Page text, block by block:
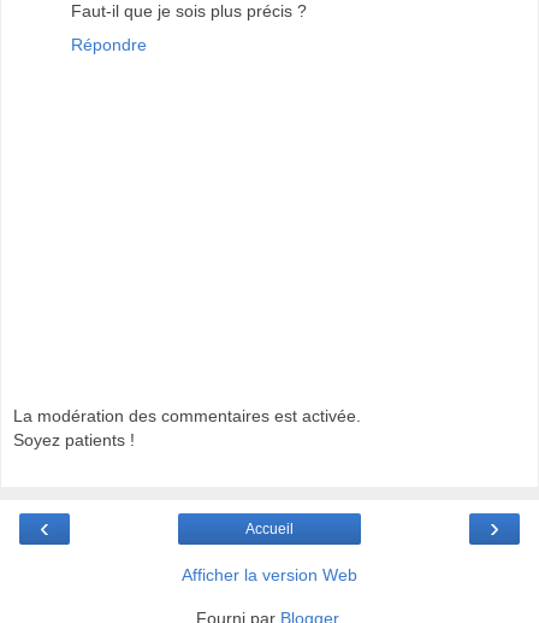
Faut-il que je sois plus précis ?
Répondre
La modération des commentaires est activée.
Soyez patients !
‹ ›
Accueil
Afficher la version Web
Fourni par Blogger.